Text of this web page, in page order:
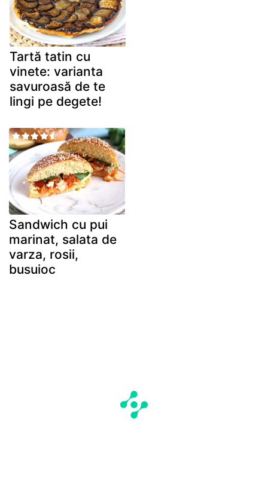
Tartă tatin cu
vinete: varianta
savuroasă de te
lingi pe degete!
Sandwich cu pui
marinat, salata de
varza, rosii,
busuioc